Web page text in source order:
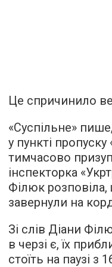
Це спричинило
«Суспільне»
у пункті
тимчасово
інспекторка
Філюк розповіла,
завернули на
Зі слів Діани
в черзі є, їх
стоїть на паузі з